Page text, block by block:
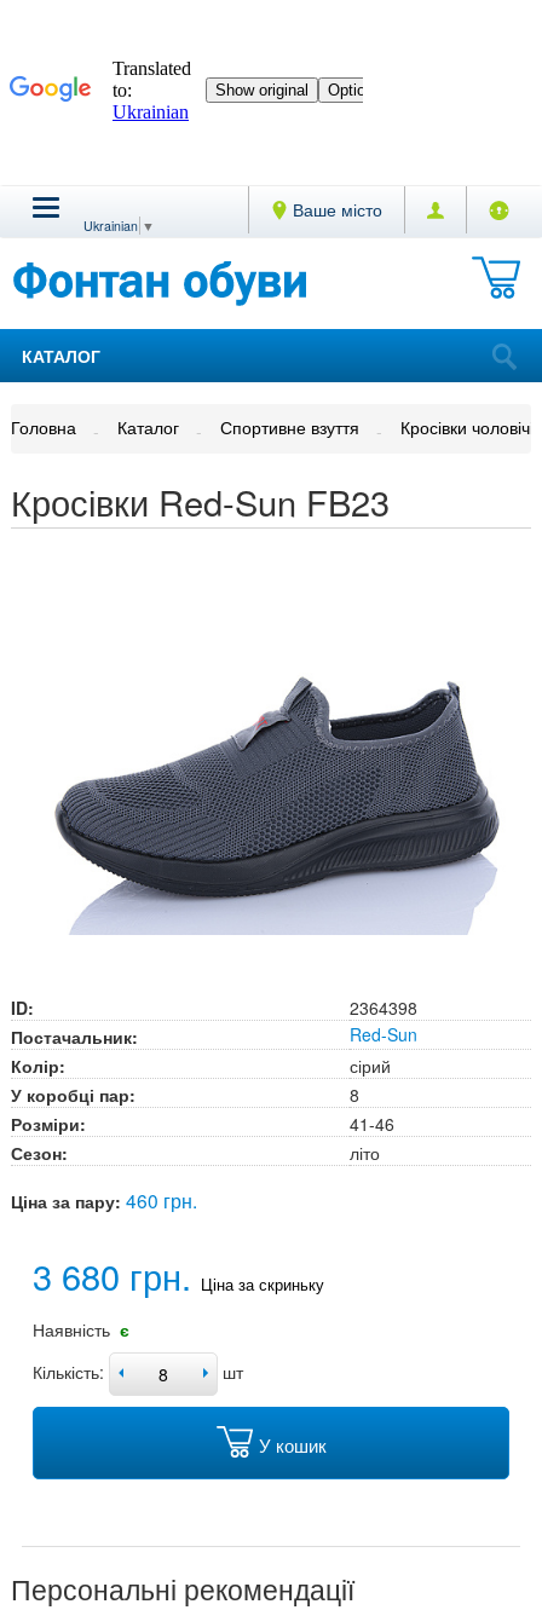
Ваше місто
Ukrainian ▼
КАТАЛОГ
Головна Каталог Спортивне взуття Кросівки чоловічі
Кросівки Red-Sun FB23
ID:
2364398
Постачальник:
Red-Sun
Колір:
сірий
У коробці пар:
8
Розміри:
41-46
Сезон:
літо
Ціна за пару: 460 грн.
3 680 грн. Ціна за скриньку
Наявність є
Кількість:
шт
У кошик
Персональні рекомендації